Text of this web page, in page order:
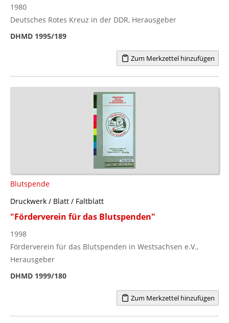
1980
Deutsches Rotes Kreuz in der DDR, Herausgeber
DHMD 1995/189
Zum Merkzettel hinzufügen
Blutspende
Druckwerk / Blatt / Faltblatt
"Förderverein für das Blutspenden"
1998
Förderverein für das Blutspenden in Westsachsen e.V.,
Herausgeber
DHMD 1999/180
Zum Merkzettel hinzufügen